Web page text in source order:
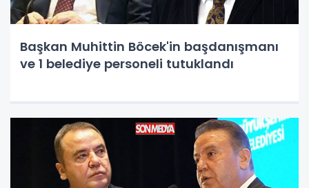
Başkan Muhittin Böcek'in başdanışmanı
ve 1 belediye personeli tutuklandı